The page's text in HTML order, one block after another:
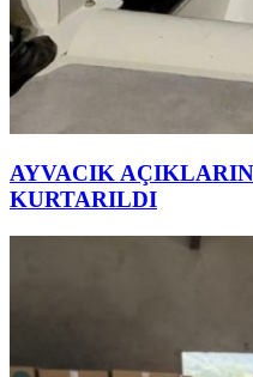
AYVACIK
KURTARILDI